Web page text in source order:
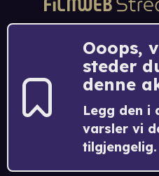
Ooops,
steder
denne
Legg den i
varsler vi
tilgjengelig.